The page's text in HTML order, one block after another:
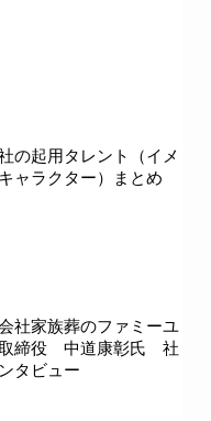
の起用タレント（イメ
ャラクター）まとめ
社家族葬のファミーユ
締役 中道康彰氏 社
タビュー